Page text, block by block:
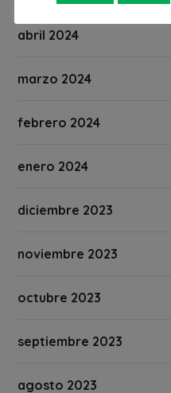
abril 2024
marzo 2024
febrero 2024
enero 2024
diciembre 2023
noviembre 2023
octubre 2023
septiembre 2023
agosto 2023